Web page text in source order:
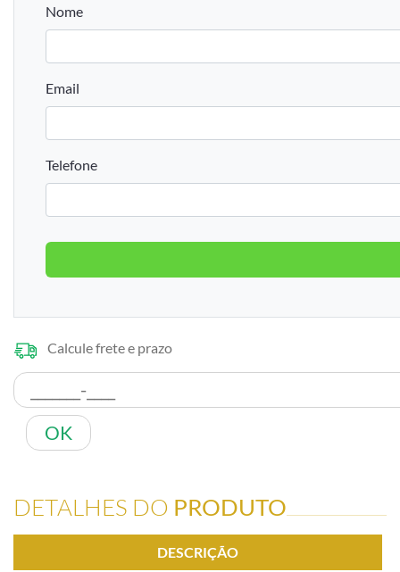
Nome
Email
Telefone
Calcule frete e prazo
OK
DETALHES DO PRODUTO
DESCRIÇÃO